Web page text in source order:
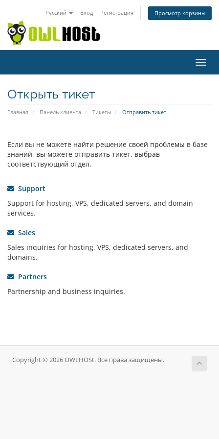
Русский Вход Регистрация Просмотр корзины
Открыть тикет
Главная Панель клиента Тикеты Отправить тикет
Если вы не можете найти решение своей проблемы в базе
знаний, вы можете отправить тикет, выбрав
соответствующий отдел.
Support
Support for hosting, VPS, dedicated servers, and domain
services.
Sales
Sales inquiries for hosting, VPS, dedicated servers, and
domains.
Partners
Partnership and business inquiries.
Copyright © 2026 OWLHOSt. Все права защищены.